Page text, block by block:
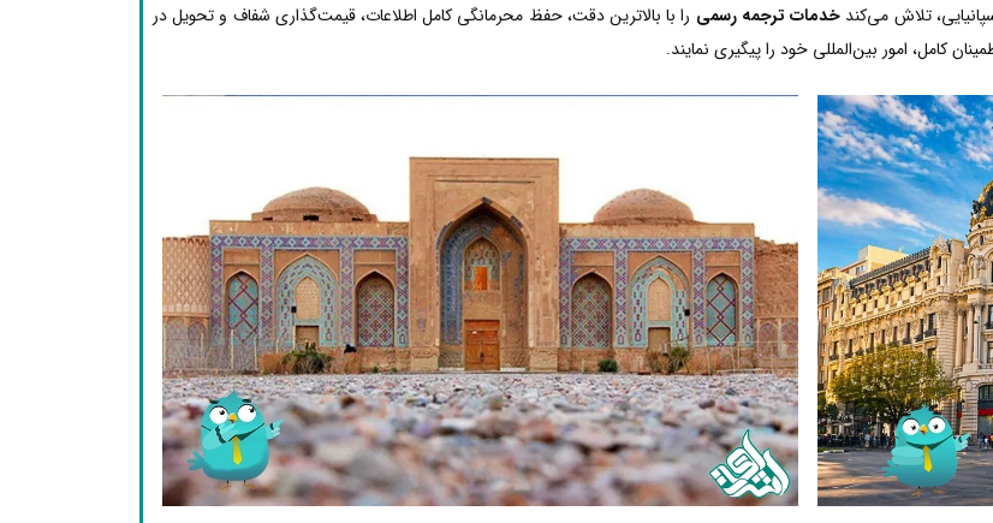
تلاش می‌کند خدمات ترجمه رسمی را با بالاترین دقت، حفظ محرمانگی کامل اطلاعات، قیمت‌گذاری شفاف و تحویل در
کامل، امور بین‌المللی خود را پیگیری نمایند.